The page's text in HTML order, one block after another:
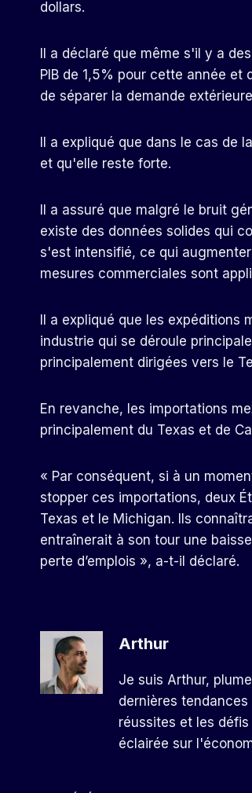
dollars.
Il a déclaré que même s'il y a
PIB de 1,5% pour cette année
de séparer la demande
Il a expliqué que dans le cas
et qu'elle reste forte.
Il a assuré que malgré le bruit
existe des données solides qui
s'est intensifié, ce qui
mesures commerciales sont
Il a expliqué que les
industrie qui se déroule
principalement dirigées vers le
En revanche, les importations
principalement du Texas et de
« Par conséquent, si à un
stopper ces importations, deux
Texas et le Michigan. Ils
entraînerait à son tour une
perte d’emplois », a-t-il déclaré.
Arthur
Je suis Arthur,
dernières
réussites et les
éclairée sur